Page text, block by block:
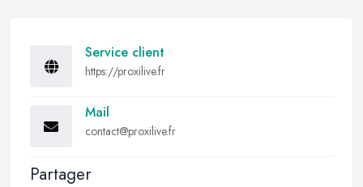
Service client
https://proxilive.fr
Mail
contact@proxilive.fr
Partager